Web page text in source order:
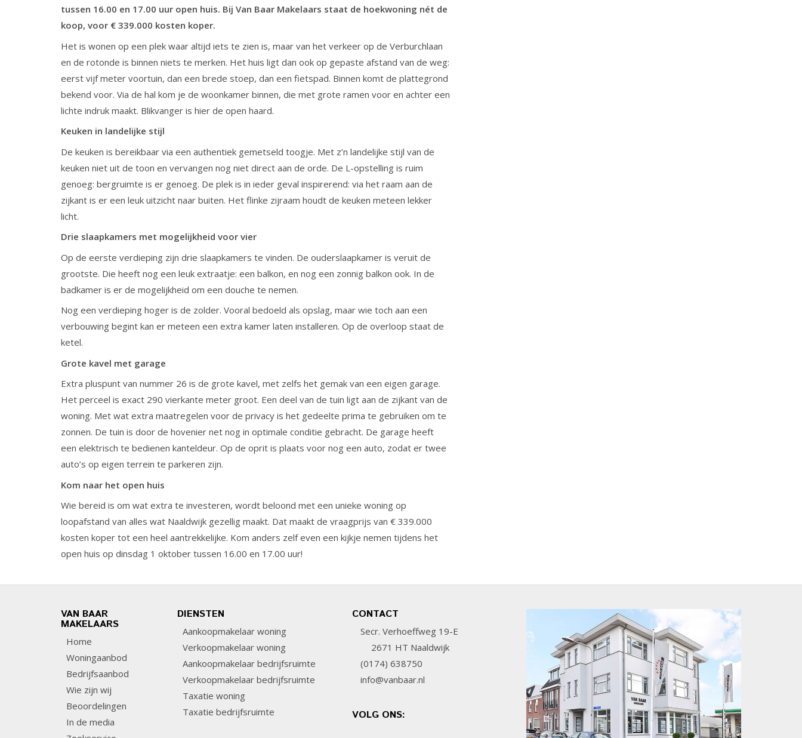
tussen 16.00 en 17.00 uur open huis. Bij Van Baar Makelaars staat de hoekwoning nét de
koop, voor € 339.000 kosten koper.
Het is wonen op een plek waar altijd iets te zien is, maar van het verkeer op de Verburchlaan
en de rotonde is binnen niets te merken. Het huis ligt dan ook op gepaste afstand van de weg:
eerst vijf meter voortuin, dan een brede stoep, dan een fietspad. Binnen komt de plattegrond
bekend voor. Via de hal kom je de woonkamer binnen, die met grote ramen voor en achter een
lichte indruk maakt. Blikvanger is hier de open haard.
Keuken in landelijke stijl
De keuken is bereikbaar via een authentiek gemetseld toogje. Met z’n landelijke stijl van de
keuken niet uit de toon en vervangen nog niet direct aan de orde. De L-opstelling is ruim
genoeg: bergruimte is er genoeg. De plek is in ieder geval inspirerend: via het raam aan de
zijkant is er een leuk uitzicht naar buiten. Het flinke zijraam houdt de keuken meteen lekker
licht.
Drie slaapkamers met mogelijkheid voor vier
Op de eerste verdieping zijn drie slaapkamers te vinden. De ouderslaapkamer is veruit de
grootste. Die heeft nog een leuk extraatje: een balkon, en nog een zonnig balkon ook. In de
badkamer is er de mogelijkheid om een douche te nemen.
Nog een verdieping hoger is de zolder. Vooral bedoeld als opslag, maar wie toch aan een
verbouwing begint kan er meteen een extra kamer laten installeren. Op de overloop staat de
ketel.
Grote kavel met garage
Extra pluspunt van nummer 26 is de grote kavel, met zelfs het gemak van een eigen garage.
Het perceel is exact 290 vierkante meter groot. Een deel van de tuin ligt aan de zijkant van de
woning. Met wat extra maatregelen voor de privacy is het gedeelte prima te gebruiken om te
zonnen. De tuin is door de hovenier net nog in optimale conditie gebracht. De garage heeft
een elektrisch te bedienen kanteldeur. Op de oprit is plaats voor nog een auto, zodat er twee
auto’s op eigen terrein te parkeren zijn.
Kom naar het open huis
Wie bereid is om wat extra te investeren, wordt beloond met een unieke woning op
loopafstand van alles wat Naaldwijk gezellig maakt. Dat maakt de vraagprijs van € 339.000
kosten koper tot een heel aantrekkelijke. Kom anders zelf even een kijkje nemen tijdens het
open huis op dinsdag 1 oktober tussen 16.00 en 17.00 uur!
VAN BAAR
MAKELAARS
Home
Woningaanbod
Bedrijfsaanbod
Wie zijn wij
Beoordelingen
In de media
DIENSTEN
Aankoopmakelaar woning
Verkoopmakelaar woning
Aankoopmakelaar bedrijfsruimte
Verkoopmakelaar bedrijfsruimte
Taxatie woning
Taxatie bedrijfsruimte
CONTACT
Secr. Verhoeffweg 19-E
2671 HT Naaldwijk
(0174) 638750
info@vanbaar.nl
VOLG ONS: